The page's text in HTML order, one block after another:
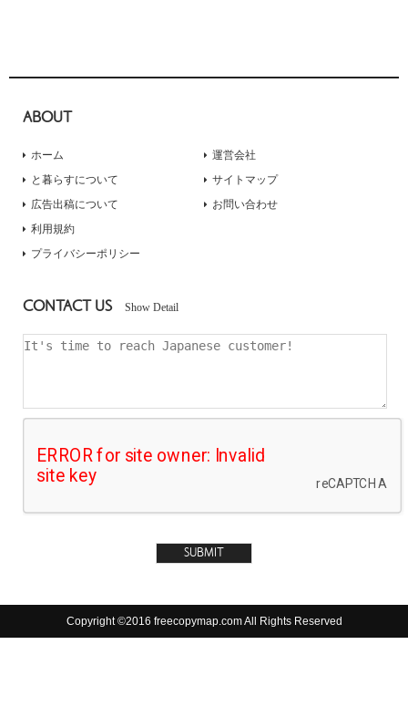
ABOUT
ホーム
と暮らすについて
広告出稿について
運営会社
サイトマップ
お問い合わせ
利用規約
プライバシーポリシー
CONTACT US Show Detail
Copyright ©2016 freecopymap.com All Rights Reserved